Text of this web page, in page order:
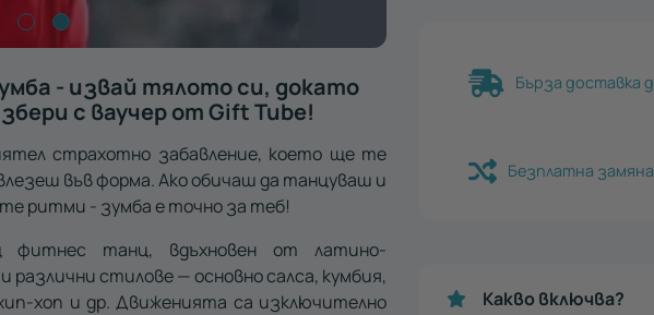
- извай тялото си, докато
с ваучер от Gift Tube!
страхотно забавление, което ще те
във форма. Ако обичаш да танцуваш и
ритми - зумба е точно за теб!
фитнес танц, вдъхновен от латино-
различни стилове — основно салса, кумбия,
хоп и др. Движенията са изключително
Бърза доставка
Безплатна замяна
Какво включва?